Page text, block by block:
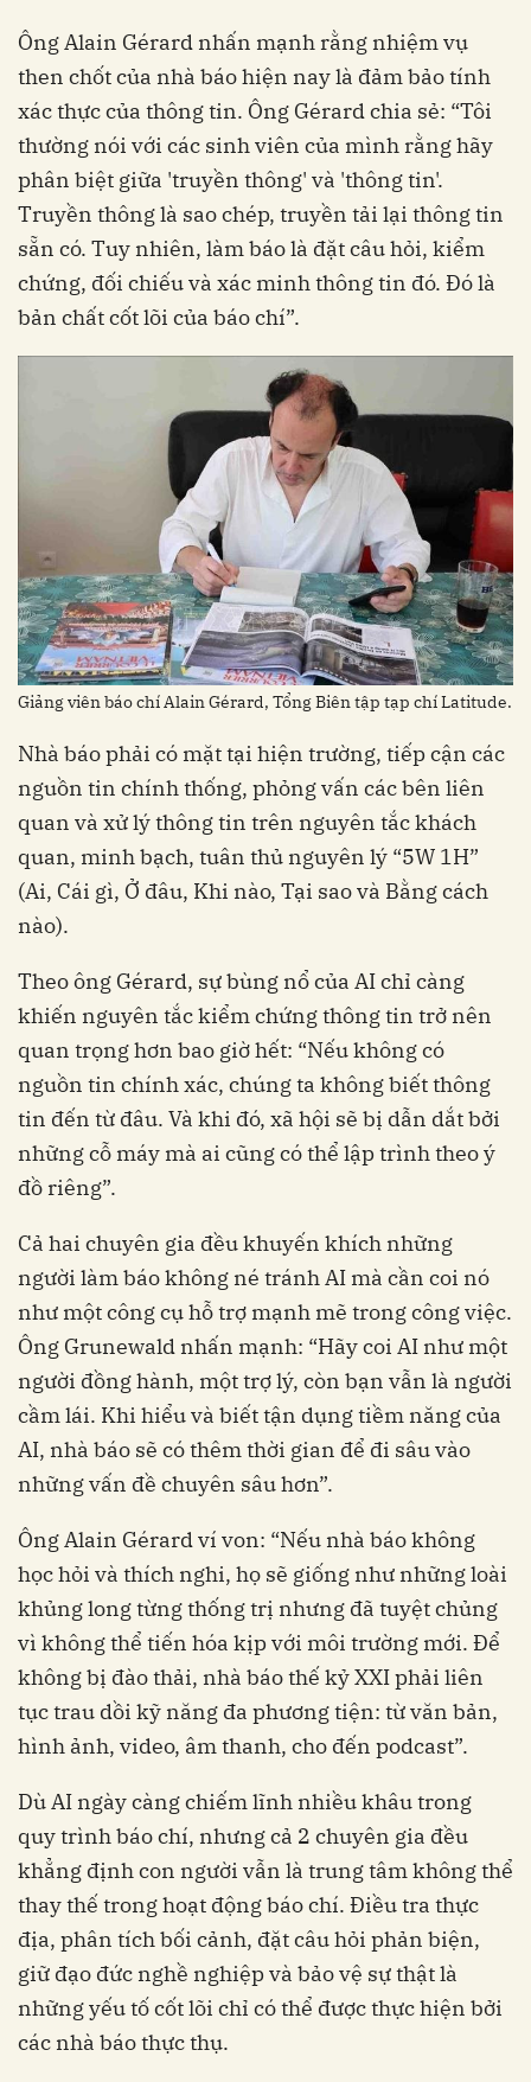
Ông Alain Gérard nhấn mạnh rằng nhiệm vụ
then chốt của nhà báo hiện nay là đảm bảo tính
xác thực của thông tin. Ông Gérard chia sẻ: “Tôi
thường nói với các sinh viên của mình rằng hãy
phân biệt giữa 'truyền thông' và 'thông tin'.
Truyền thông là sao chép, truyền tải lại thông tin
sẵn có. Tuy nhiên, làm báo là đặt câu hỏi, kiểm
chứng, đối chiếu và xác minh thông tin đó. Đó là
bản chất cốt lõi của báo chí”.
Giảng viên báo chí Alain Gérard, Tổng Biên tập tạp chí Latitude.
Nhà báo phải có mặt tại hiện trường, tiếp cận các
nguồn tin chính thống, phỏng vấn các bên liên
quan và xử lý thông tin trên nguyên tắc khách
quan, minh bạch, tuân thủ nguyên lý “5W 1H”
(Ai, Cái gì, Ở đâu, Khi nào, Tại sao và Bằng cách
nào).
Theo ông Gérard, sự bùng nổ của AI chỉ càng
khiến nguyên tắc kiểm chứng thông tin trở nên
quan trọng hơn bao giờ hết: “Nếu không có
nguồn tin chính xác, chúng ta không biết thông
tin đến từ đâu. Và khi đó, xã hội sẽ bị dẫn dắt bởi
những cỗ máy mà ai cũng có thể lập trình theo ý
đồ riêng”.
Cả hai chuyên gia đều khuyến khích những
người làm báo không né tránh AI mà cần coi nó
như một công cụ hỗ trợ mạnh mẽ trong công việc.
Ông Grunewald nhấn mạnh: “Hãy coi AI như một
người đồng hành, một trợ lý, còn bạn vẫn là người
cầm lái. Khi hiểu và biết tận dụng tiềm năng của
AI, nhà báo sẽ có thêm thời gian để đi sâu vào
những vấn đề chuyên sâu hơn”.
Ông Alain Gérard ví von: “Nếu nhà báo không
học hỏi và thích nghi, họ sẽ giống như những loài
khủng long từng thống trị nhưng đã tuyệt chủng
vì không thể tiến hóa kịp với môi trường mới. Để
không bị đào thải, nhà báo thế kỷ XXI phải liên
tục trau dồi kỹ năng đa phương tiện: từ văn bản,
hình ảnh, video, âm thanh, cho đến podcast”.
Dù AI ngày càng chiếm lĩnh nhiều khâu trong
quy trình báo chí, nhưng cả 2 chuyên gia đều
khẳng định con người vẫn là trung tâm không thể
thay thế trong hoạt động báo chí. Điều tra thực
địa, phân tích bối cảnh, đặt câu hỏi phản biện,
giữ đạo đức nghề nghiệp và bảo vệ sự thật là
những yếu tố cốt lõi chỉ có thể được thực hiện bởi
các nhà báo thực thụ.